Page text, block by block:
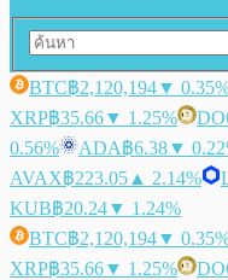
BTC฿2,120,194▼
XRP฿35.66▼ 1.25%
0.56%
ADA฿6.38▼
AVAX฿223.05 ▲ 2.14%
KUB฿20.24▼ 1.24%
BTC฿2,120,194▼
XRP฿35.66▼ 1.25%